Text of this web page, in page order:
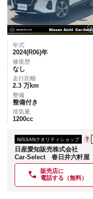
年式
2024(R06)年
修復歴
なし
走行距離
2.3 万km
整備
整備付き
排気量
1200cc
NISSANクオリティショップ
日産愛知販売株式会社
Car-Select 春日井六軒屋
販売店に
電話する（無料）